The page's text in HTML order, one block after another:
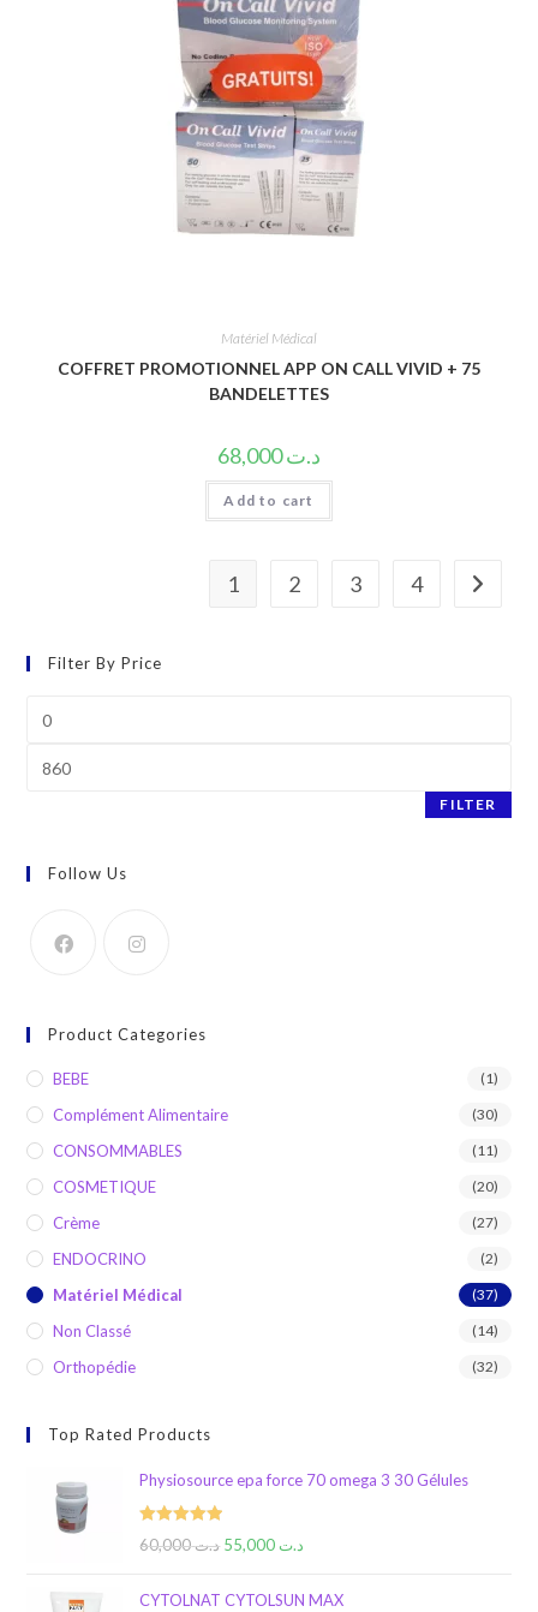
Matériel Médical
COFFRET PROMOTIONNEL APP ON CALL VIVID + 75
BANDELETTES
د.ت68,000
Add to cart
1 2 3 4
Filter By Price
price
price
FILTER
Follow Us
Product Categories
BEBE (1)
Complément Alimentaire (30)
CONSOMMABLES (11)
COSMETIQUE (20)
Crème (27)
ENDOCRINO (2)
Matériel Médical (37)
Non Classé (14)
Orthopédie (32)
Top Rated Products
Physiosource epa force 70 omega 3 30 Gélules
Rated5.00د.ت60,000 د.ت
CYTOLNAT CYTOLSUN MAX